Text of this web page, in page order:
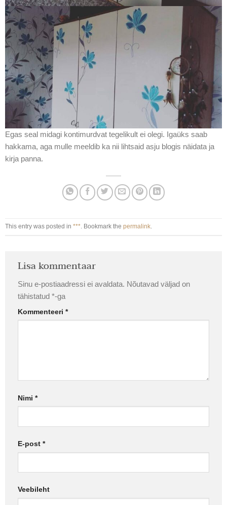
Egas seal midagi kontimurdvat tegelikult ei olegi. Igaüks saab
hakkama, aga mulle meeldib ka nii lihtsaid asju blogis näidata ja
kirja panna.
This entry was posted in ***. Bookmark the permalink.
Lisa kommentaar
Sinu e-postiaadressi ei avaldata. Nõutavad väljad on
tähistatud *-ga
Kommenteeri *
Nimi *
E-post *
Veebileht